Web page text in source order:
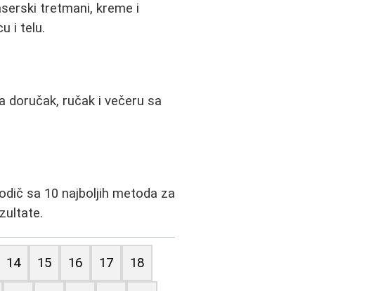
tretmani, kreme i
i telu.
doručak, ručak i večeru sa
sa 10 najboljih metoda za
14 15 16 17 18